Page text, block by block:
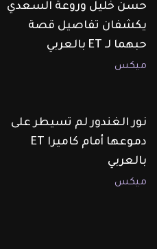
حسن خليل وروعة السعدي
يكشفان تفاصيل قصة
حبهما لـ ET بالعربي
ميكس
نور الغندور لم تسيطر على
دموعها أمام كاميرا ET
بالعربي
ميكس